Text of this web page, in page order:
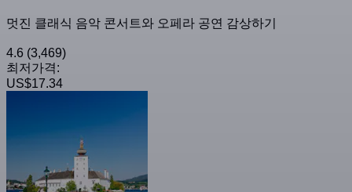
멋진 클래식 음악 콘서트와 오페라 공연 감상하기
4.6 (3,469)
최저가격:
US$17.34